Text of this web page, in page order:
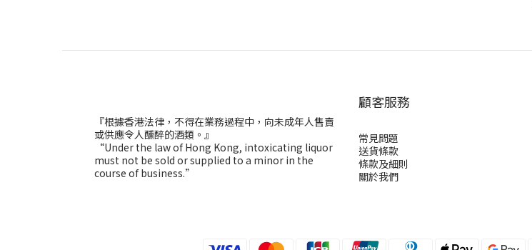
『根據香港法律，不得在業務過程中，向未成年人售賣
或供應令人醺醉的酒類。』
“Under the law of Hong Kong, intoxicating liquor
must not be sold or supplied to a minor in the
course of business.”
顧客服務
常見問題
送貨條款
條款及細則
關於我們